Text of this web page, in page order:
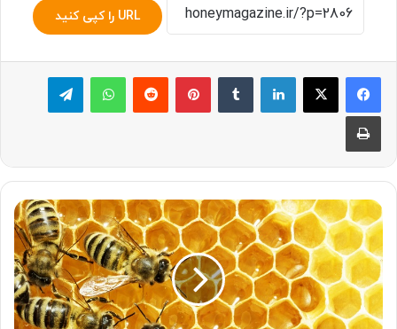
URL را کپی کنید
لینکدین ‫تامبلر پینترست‫رددیت واتس آپ تلگرام
چاپ
معرفی
انواع
عسل
و
خواص
شگفت
انگیز